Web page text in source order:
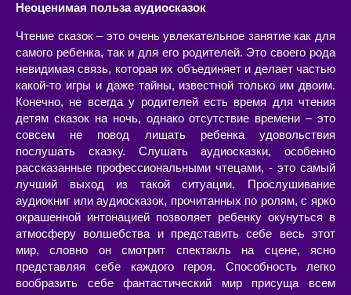
Неоценимая польза аудиосказок
Чтение сказок – это очень увлекательное занятие как для
самого ребенка, так и для его родителей. Это своего рода
невидимая связь, которая их объединяет и делает частью
какой-то игры и даже тайны, известной только им двоим.
Конечно, не всегда у родителей есть время для чтения
детям сказок на ночь, однако отсутствие времени – это
совсем не повод лишать ребенка удовольствия
послушать сказку. Слушать аудиосказки, особенно
рассказанные профессиональными чтецами, - это самый
лучший выход из такой ситуации. Прослушивание
аудиокниг или аудиосказок, прочитанных по ролям, с ярко
окрашенной интонацией позволяет ребенку окунуться в
атмосферу волшебства и представить себе весь этот
мир, словно он смотрит спектакль на сцене, ясно
представляя себе каждого героя. Способность легко
вообразить себе фантастический мир присуща всем